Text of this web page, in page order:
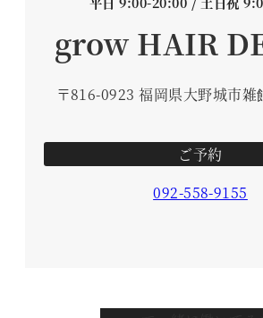
grow HAIR
〒816-0923 福岡県大野城市雑
ご予約
092-558-9155